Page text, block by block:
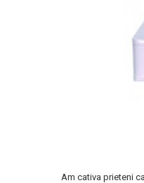
Am cativa prieteni